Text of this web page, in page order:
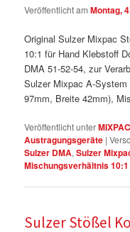
Veröffentlicht amMontag,
Original Sulzer Mixpac
10:1 für Hand Klebstoff
DMA 51-52-54, zur
Sulzer Mixpac A-System
97mm, Breite 42mm),
Veröffentlicht unter
Austragungsgeräte |
Sulzer DMA,Sulzer
Mischungsverhältnis
Sulzer Stößel